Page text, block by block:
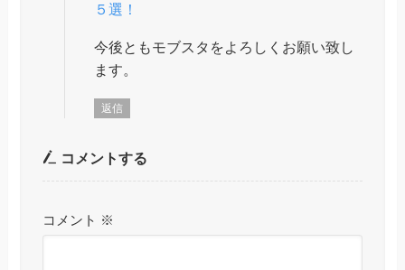
５選！
今後ともモブスタをよろしくお願い致し
ます。
返信
コメントする
コメント ※